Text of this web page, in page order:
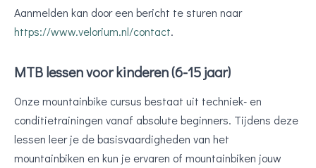
Aanmelden kan door een bericht te sturen naar
https://www.velorium.nl/contact.
MTB lessen voor kinderen (6-15 jaar)
Onze mountainbike cursus bestaat uit techniek- en
conditietrainingen vanaf absolute beginners. Tijdens deze
lessen leer je de basisvaardigheden van het
mountainbiken en kun je ervaren of mountainbiken jouw